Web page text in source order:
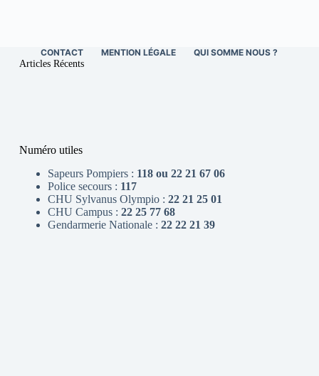
CONTACT MENTION LÉGALE QUI SOMME NOUS ?
Articles Récents
Numéro utiles
Sapeurs Pompiers : 118 ou 22 21 67 06
Police secours : 117
CHU Sylvanus Olympio : 22 21 25 01
CHU Campus : 22 25 77 68
Gendarmerie Nationale : 22 22 21 39